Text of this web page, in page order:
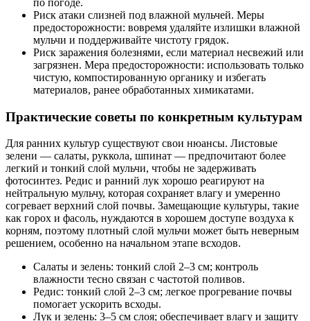
по погоде.
Риск атаки слизней под влажной мульчей. Меры
предосторожности: вовремя удаляйте излишки влажной
мульчи и поддерживайте чистоту грядок.
Риск заражения болезнями, если материал несвежий или
загрязнен. Мера предосторожности: использовать только
чистую, компостированную органику и избегать
материалов, ранее обработанных химикатами.
Практические советы по конкретным культурам
Для ранних культур существуют свои нюансы. Листовые
зелени — салаты, руккола, шпинат — предпочитают более
легкий и тонкий слой мульчи, чтобы не задерживать
фотосинтез. Редис и ранний лук хорошо реагируют на
нейтральную мульчу, которая сохраняет влагу и умеренно
согревает верхний слой почвы. Замещающие культуры, такие
как горох и фасоль, нуждаются в хорошем доступе воздуха к
корням, поэтому плотный слой мульчи может быть неверным
решением, особенно на начальном этапе всходов.
Салаты и зелень: тонкий слой 2–3 см; контроль
влажности тесно связан с частотой поливов.
Редис: тонкий слой 2–3 см; легкое прогревание почвы
помогает ускорить всходы.
Лук и зелень: 3–5 см слоя; обеспечивает влагу и защиту